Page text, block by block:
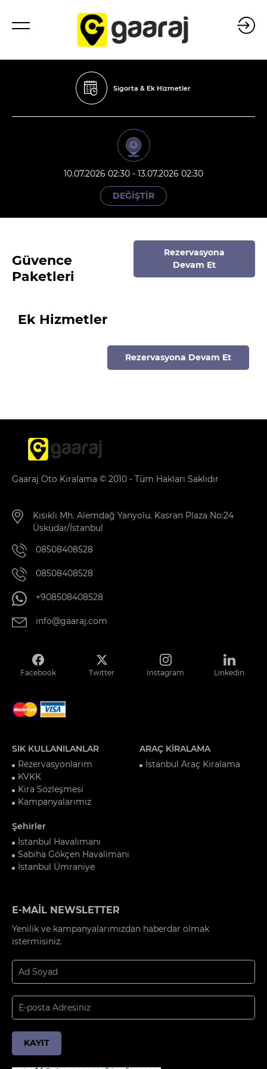
Sigorta & Ek Hizmetler
10.07.2026 02:30 - 13.07.2026 02:30
DEĞİŞTİR
Güvence
Paketleri
Rezervasyona
Devam Et
Ek Hizmetler
Rezervasyona Devam Et
Gaaraj Oto Kiralama © 2010 - Tüm Hakları Saklıdır
Kısıklı Mh. Alemdağ Yanyolu. Kasran Plaza No:24
Üsküdar/İstanbul
08508408528
08508408528
+908508408528
info@gaaraj.com
Facebook Twitter Instagram Linkedin
SIK KULLANILANLAR
Rezervasyonlarım
KVKK
Kira Sözleşmesi
Kampanyalarımız
ARAÇ KİRALAMA
İstanbul Araç Kiralama
Şehirler
İstanbul Havalimanı
Sabiha Gökçen Havalimanı
İstanbul Ümraniye
E-MAİL NEWSLETTER
Yenilik ve kampanyalarımızdan haberdar olmak
istermisiniz.
KAYIT